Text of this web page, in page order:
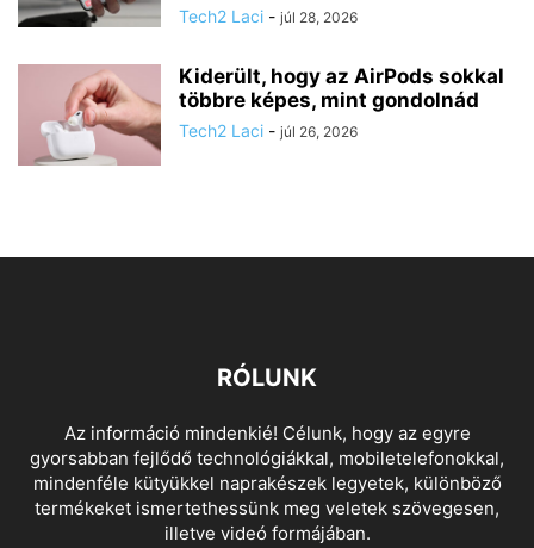
Tech2 Laci - júl 28, 2026
Kiderült, hogy az AirPods sokkal
többre képes, mint gondolnád
Tech2 Laci - júl 26, 2026
RÓLUNK
Az információ mindenkié! Célunk, hogy az egyre
gyorsabban fejlődő technológiákkal, mobiletelefonokkal,
mindenféle kütyükkel naprakészek legyetek, különböző
termékeket ismertethessünk meg veletek szövegesen,
illetve videó formájában.